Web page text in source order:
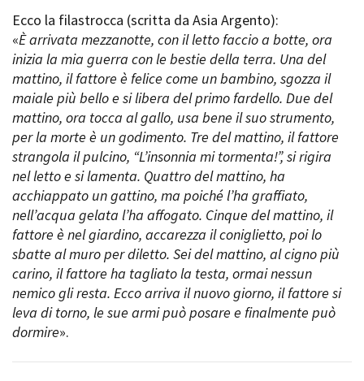
Beginners
LOCATION GUIDE
FILM DATABASE
BOOK DATABASE
NEWS
CASTING
Location - Accedi al tuo
profilo
Location - Nuovo utente
Newsletter
Lavora con noi
Stage - Tirocini - Scuola e
Lavoro
Elenco Operatori Economici
per affidamento lavori in
economia
Amministrazione trasparente
Bandi e gare
Contatti
Ecco la filastrocca (scritta da Asia Argento):
«È arrivata mezzanotte, con il letto faccio a botte, ora
inizia la mia guerra con le bestie della terra. Una del
mattino, il fattore è felice come un bambino, sgozza il
maiale più bello e si libera del primo fardello. Due del
mattino, ora tocca al gallo, usa bene il suo strumento,
per la morte è un godimento. Tre del mattino, il fattore
strangola il pulcino, “L’insonnia mi tormenta!”, si rigira
nel letto e si lamenta. Quattro del mattino, ha
acchiappato un gattino, ma poiché l’ha graffiato,
nell’acqua gelata l’ha affogato. Cinque del mattino, il
fattore è nel giardino, accarezza il coniglietto, poi lo
sbatte al muro per diletto. Sei del mattino, al cigno più
carino, il fattore ha tagliato la testa, ormai nessun
nemico gli resta. Ecco arriva il nuovo giorno, il fattore si
leva di torno, le sue armi può posare e finalmente può
dormire».